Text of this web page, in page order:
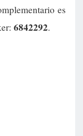
es
6842292.